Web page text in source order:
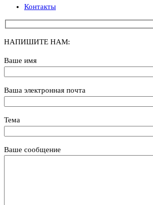
Контакты
НАПИШИТЕ НАМ:
Ваше имя
Ваша электронная почта
Тема
Ваше сообщение